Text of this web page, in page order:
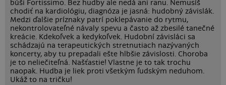
búši Fortissimo. Bez hudby ale nedá ani ranu. Nemusíš
chodiť na kardiológiu, diagnóza je jasná: hudobný závislák.
Medzi ďalšie príznaky patrí poklepávanie do rytmu,
nekontrolovateľné návaly spevu a často až zbesilé tanečné
kreácie. Kdekoľvek a kedykoľvek. Hudobní závisláci sa
schádzajú na terapeutických stretnutiach nazývaných
koncerty, aby tu prepadali ešte hlbšie závislosti. Choroba
je to neliečiteľná. Našťastie! Vlastne je to tak trochu
naopak. Hudba je liek proti všetkým ľudským neduhom.
Ukáž to na tričku!